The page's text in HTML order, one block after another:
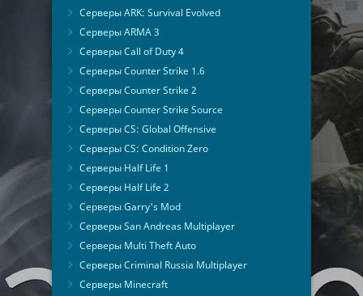
Серверы ARK: Survival Evolved
Серверы ARMA 3
Серверы Call of Duty 4
Серверы Counter Strike 1.6
Серверы Counter Strike 2
Серверы Counter Strike Source
Серверы CS: Global Offensive
Серверы CS: Condition Zero
Серверы Half Life 1
Серверы Half Life 2
Серверы Garry's Mod
Серверы San Andreas Multiplayer
Серверы Multi Theft Auto
Серверы Criminal Russia Multiplayer
Серверы Minecraft